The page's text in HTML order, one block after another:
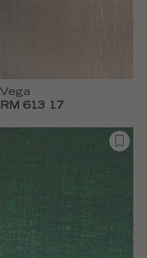
Vega
RM 613 17